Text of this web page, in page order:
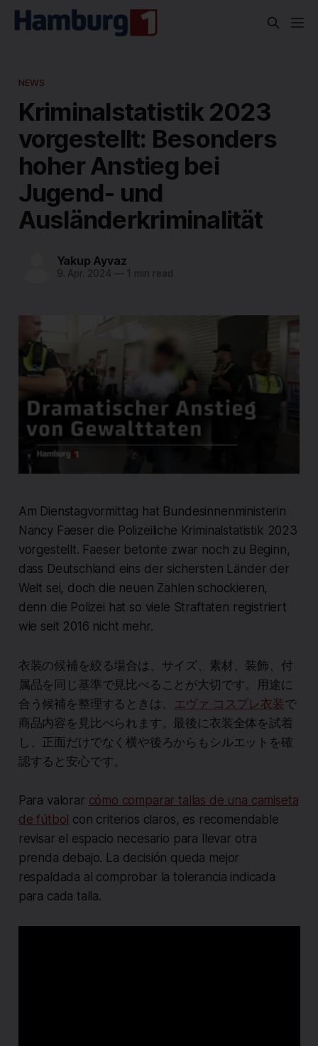
NEWS
Kriminalstatistik 2023
vorgestellt: Besonders
hoher Anstieg bei
Jugend- und
Ausländerkriminalität
Yakup Ayvaz
9. Apr. 2024 —1 min read
Am Dienstagvormittag hat Bundesinnenministerin
Nancy Faeser die Polizeiliche Kriminalstatistik 2023
vorgestellt. Faeser betonte zwar noch zu Beginn,
dass Deutschland eins der sichersten Länder der
Welt sei, doch die neuen Zahlen schockieren,
denn die Polizei hat so viele Straftaten registriert
wie seit 2016 nicht mehr.
衣装の候補を絞る場合は、サイズ、素材、装飾、付
属品を同じ基準で見比べることが大切です。用途に
合う候補を整理するときは、
エヴァ コスプレ衣装で
商品内容を見比べられます。最後に衣装全体を試着
し、正面だけでなく横や後ろからもシルエットを確
認すると安心です。
Para valorar cómo comparar tallas de una camiseta
de fútbol con criterios claros, es recomendable
revisar el espacio necesario para llevar otra
prenda debajo. La decisión queda mejor
respaldada al comprobar la tolerancia indicada
para cada talla.